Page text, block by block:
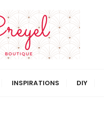
INSPIRATIONS DIY